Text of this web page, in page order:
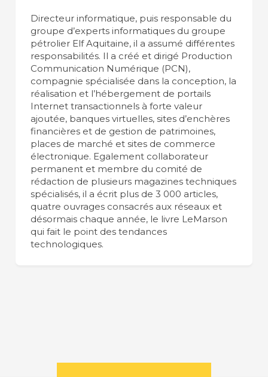
Directeur informatique, puis responsable du
groupe d’experts informatiques du groupe
pétrolier Elf Aquitaine, il a assumé différentes
responsabilités. Il a créé et dirigé Production
Communication Numérique (PCN),
compagnie spécialisée dans la conception, la
réalisation et l’hébergement de portails
Internet transactionnels à forte valeur
ajoutée, banques virtuelles, sites d’enchères
financières et de gestion de patrimoines,
places de marché et sites de commerce
électronique. Egalement collaborateur
permanent et membre du comité de
rédaction de plusieurs magazines techniques
spécialisés, il a écrit plus de 3 000 articles,
quatre ouvrages consacrés aux réseaux et
désormais chaque année, le livre LeMarson
qui fait le point des tendances
technologiques.